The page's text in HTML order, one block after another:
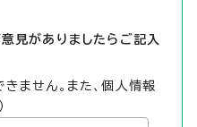
見がありましたらご記入
ません。また、個人情報